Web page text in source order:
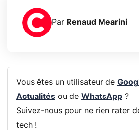
Par Renaud Mearini
Vous êtes un utilisateur de
Actualitésou de WhatsApp?
Suivez-nous pour ne rien rater
tech !